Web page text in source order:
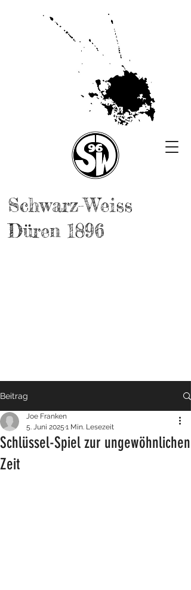
Schwarz-Weiss
Düren 1896
Beitrag
Schlüssel-Spiel zur ungewöhnlichen
Zeit
Joe Franken
5. Juni 2025 1 Min. Lesezeit